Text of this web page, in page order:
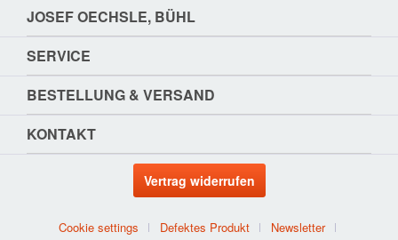
JOSEF OECHSLE, BÜHL
SERVICE
BESTELLUNG & VERSAND
KONTAKT
Vertrag widerrufen
Cookie settings Defektes Produkt
Newsletter